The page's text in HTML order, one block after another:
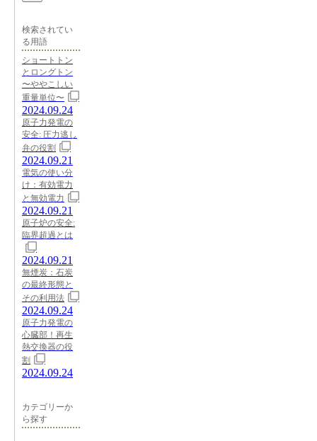
検索されてい
る用語
ショートトン
とロングトン
〜ややこしい
重量単位〜
2024.09.24
原子力発電の
安全: 圧力逃し
弁の役割
2024.09.21
電気の使い分
け：有効電力
と無効電力
2024.09.21
原子炉の安全:
臨界超過とは
2024.09.21
無煙炭：石炭
の最終形態と
その利用法
2024.09.24
原子力発電の
心臓部！再生
熱交換器の役
割
2024.09.24
カテゴリーか
ら探す